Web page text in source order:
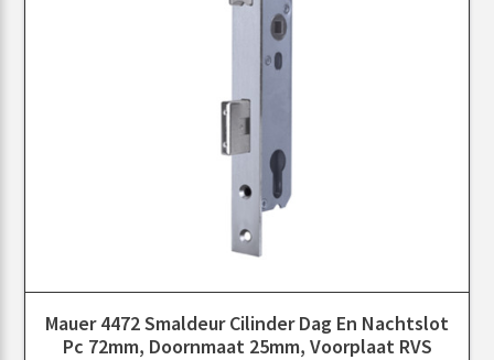
Mauer 4472 Smaldeur Cilinder Dag En Nachtslot
Pc 72mm, Doornmaat 25mm, Voorplaat RVS